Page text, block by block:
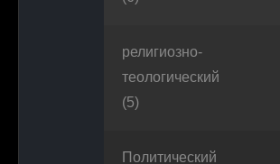
религиозно-
теологический
(5)
Политический